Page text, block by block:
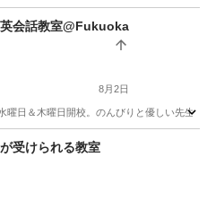
会話教室@Fukuoka
8月2日
日＆木曜日開校。のんびりと優しい先生
AYANO
受けられる教室